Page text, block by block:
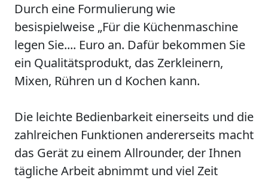
Durch eine Formulierung wie
besispielweise „Für die Küchenmaschine
legen Sie.... Euro an. Dafür bekommen Sie
ein Qualitätsprodukt, das Zerkleinern,
Mixen, Rühren un d Kochen kann.
Die leichte Bedienbarkeit einerseits und die
zahlreichen Funktionen andererseits macht
das Gerät zu einem Allrounder, der Ihnen
tägliche Arbeit abnimmt und viel Zeit